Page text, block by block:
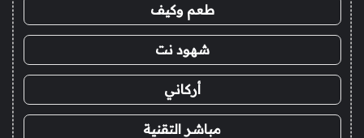
طعم وكيف
شهود نت
أركاني
مباشر التقنية